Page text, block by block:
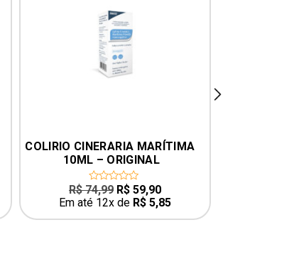
COLIRIO CINERARIA MARÍTIMA
10ML – ORIGINAL
0
out
of
5
R$74,99 O
preço
R$ 59,90O
preço
Em até 12x de R$ 5,85
next